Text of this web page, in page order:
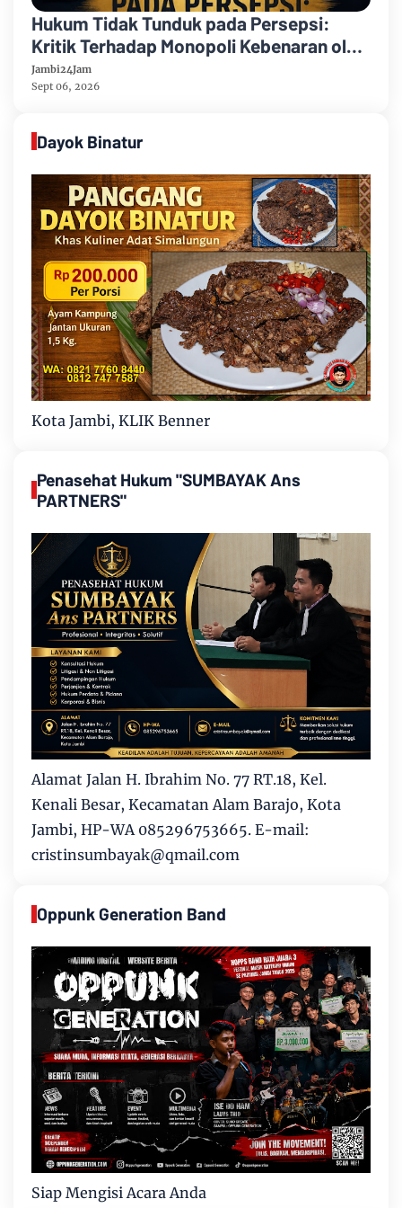
Hukum Tidak Tunduk pada Persepsi:
Kritik Terhadap Monopoli Kebenaran oleh
Media dan Aktivis
Jambi24Jam
Sept 06, 2026
Dayok Binatur
Kota Jambi, KLIK Benner
Penasehat Hukum "SUMBAYAK Ans
PARTNERS"
Alamat Jalan H. Ibrahim No. 77 RT.18, Kel.
Kenali Besar, Kecamatan Alam Barajo, Kota
Jambi, HP-WA 085296753665. E-mail:
cristinsumbayak@qmail.com
Oppunk Generation Band
Siap Mengisi Acara Anda